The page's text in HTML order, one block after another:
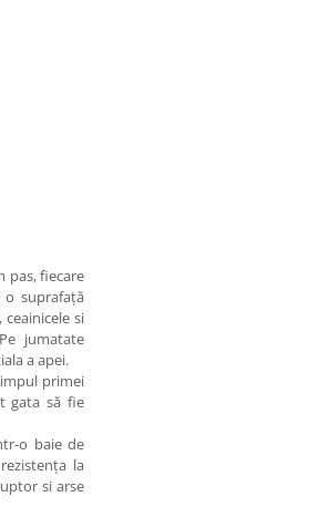
pas, fiecare
suprafață
si
jumatate
a apei.
primei
gata să fie
o baie de
la
si arse